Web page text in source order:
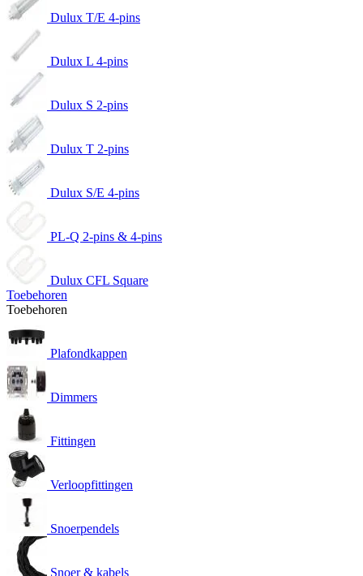
Dulux T/E 4-pins
Dulux L 4-pins
Dulux S 2-pins
Dulux T 2-pins
Dulux S/E 4-pins
PL-Q 2-pins & 4-pins
Dulux CFL Square
Toebehoren
Toebehoren
Plafondkappen
Dimmers
Fittingen
Verloopfittingen
Snoerpendels
Snoer & kabels